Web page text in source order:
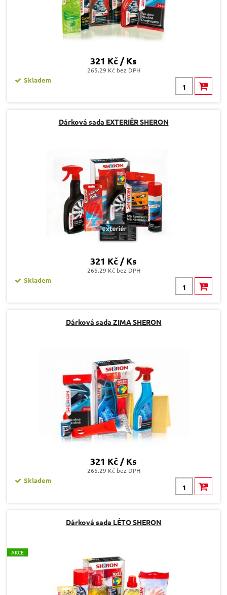
321 Kč / Ks
265.29 Kč bez DPH
Skladem
Dárková sada EXTERIÉR SHERON
321 Kč / Ks
265.29 Kč bez DPH
Skladem
Dárková sada ZIMA SHERON
321 Kč / Ks
265.29 Kč bez DPH
Skladem
Dárková sada LÉTO SHERON
AKCE